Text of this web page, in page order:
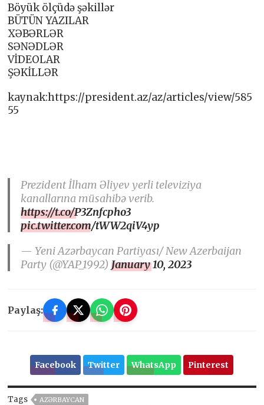
Böyük ölçüdə şəkillər
BÜTÜN YAZILAR
XƏBƏRLƏR
SƏNƏDLƏR
VİDEOLAR
ŞƏKİLLƏR
kaynak:https://president.az/az/articles/view/585
55
Prezident İlham Əliyev yerli televiziya
kanallarına müsahibə verib.
https://t.co/P3Znfcpho3
pic.twitter.com/tWW2qiV4yp
— Yeni Azərbaycan Partiyası/ New Azerbaijan
Party (@YAP_1992)January 10, 2023
Paylaş:
Facebook Twitter WhatsApp Pinterest
Tags
AZƏRBAYCAN